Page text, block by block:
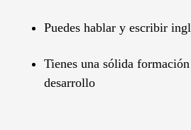
Puedes hablar y escribir
Tienes una sólida
desarrollo